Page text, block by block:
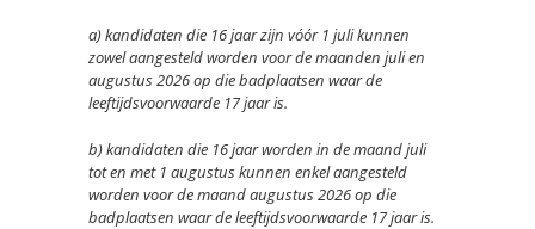
a) kandidaten die 16 jaar zijn vóór 1 juli kunnen
zowel aangesteld worden voor de maanden juli en
augustus 2026 op die badplaatsen waar de
leeftijdsvoorwaarde 17 jaar is.
b) kandidaten die 16 jaar worden in de maand juli
tot en met 1 augustus kunnen enkel aangesteld
worden voor de maand augustus 2026 op die
badplaatsen waar de leeftijdsvoorwaarde 17 jaar is.